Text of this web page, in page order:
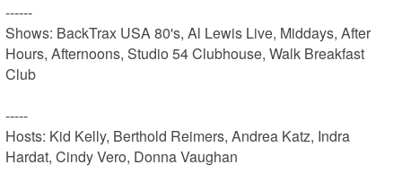
------
Shows: BackTrax USA 80's, Al Lewis Live, Middays, After
Hours, Afternoons, Studio 54 Clubhouse, Walk Breakfast
Club
-----
Hosts: Kid Kelly, Berthold Reimers, Andrea Katz, Indra
Hardat, Cindy Vero, Donna Vaughan